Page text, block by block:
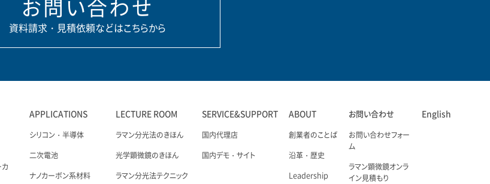
お問い合わせ
資料請求・見積依頼などはこちらから
APPLICATIONS
シリコン・半導体
二次電池
ナノカーボン系材料
LECTURE ROOM
ラマン分光法のきほん
光学顕微鏡のきほん
ラマン分光法テクニック
SERVICE&SUPPORT
国内代理店
国内デモ・サイト
ABOUT
創業者のことば
沿革・歴史
Leadership
お問い合わせ
お問い合わせフォー
ム
ラマン顕微鏡オンラ
イン見積もり
English